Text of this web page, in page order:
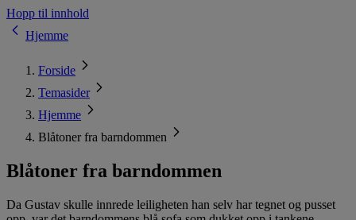
Hopp til innhold
Hjemme
Forside
Temasider
Hjemme
Blåtoner fra barndommen
Blåtoner fra barndommen
Da Gustav skulle innrede leiligheten han selv har tegnet og pusset